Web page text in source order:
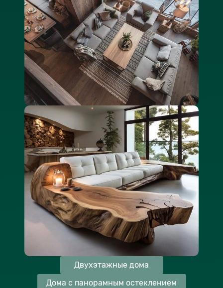
Двухэтажные дома
Дома с панорамным остеклением